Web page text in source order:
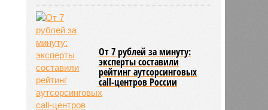
От 7 рублей за минуту:
эксперты составили
рейтинг аутсорсинговых
call-центров России